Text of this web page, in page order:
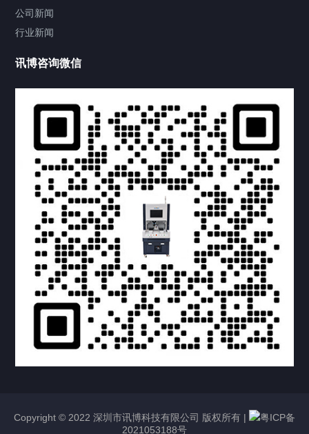
提交您的需求，获取产品资料与报价
公司新闻
行业新闻
讯博咨询微信
Copyright © 2022 深圳市讯博科技有限公司 版权所有 |
粤ICP备
2021053188号